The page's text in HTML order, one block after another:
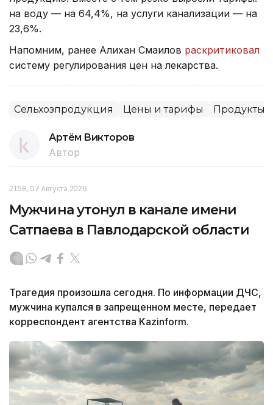
на воду — на 64,4%, на услуги канализации — на
23,6%.
Напомним, ранее Алихан Смаилов раскритиковал
систему регулирования цен на лекарства.
Сельхозпродукция Цены и тарифы Продукты
Артём Викторов
Автор
21:58, 07 Августа 2026
Мужчина утонул в канале имени
Сатпаева в Павлодарской области
Трагедия произошла сегодня. По информации ДЧС,
мужчина купался в запрещенном месте, передает
корреспондент агентства Kazinform.